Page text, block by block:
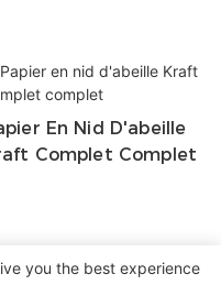
En Nid D'abeille
Complet Complet
you the best experience